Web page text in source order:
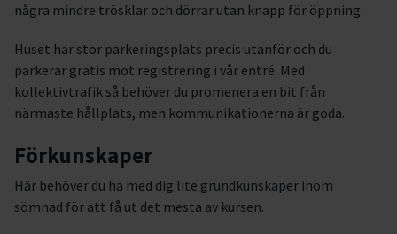
några mindre trösklar och dörrar utan knapp för öppning.
Huset har stor parkeringsplats precis utanför och du
parkerar gratis mot registrering i vår entré. Med
kollektivtrafik så behöver du promenera en bit från
närmaste hållplats, men kommunikationerna är goda.
Förkunskaper
Här behöver du ha med dig lite grundkunskaper inom
sömnad för att få ut det mesta av kursen.